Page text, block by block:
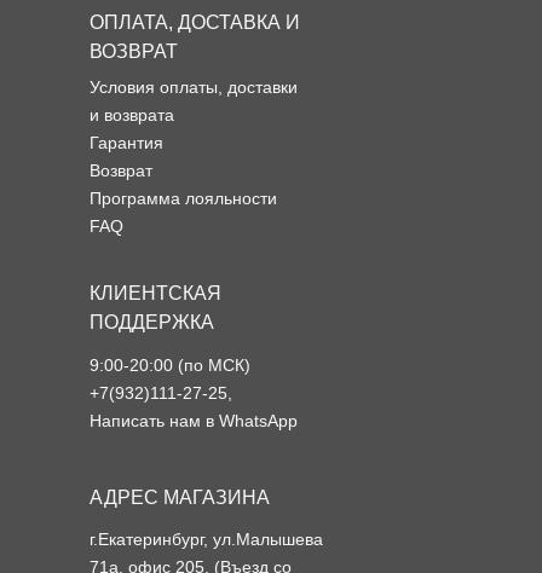
Условия оплаты, доставки
и возврата
Гарантия
Возврат
Программа лояльности
FAQ
ОПЛАТА, ДОСТАВКА И
ВОЗВРАТ
КЛИЕНТСКАЯ
ПОДДЕРЖКА
АДРЕС МАГАЗИНА
г.Екатеринбург, ул.Малышева
71а, офис 205. (Въезд со
9:00-20:00 (по МСК)
+7(932)111-27-25,
Написать нам в WhatsApp